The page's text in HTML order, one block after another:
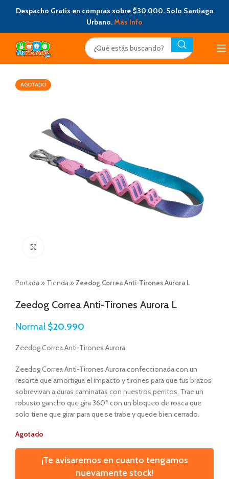
Despacho Gratis en compras sobre $30.000. Solo Santiago
Urbano.Más Info
AGOTADO
Portada » Tienda » Zeedog Correa Anti-Tirones Aurora L
Zeedog Correa Anti-Tirones Aurora L
Normal $20.990
Zeedog Correa Anti-Tirones Aurora
Zeedog Correa Anti-Tirones Aurora confeccionada con un
resorte que amortigua el impacto y tirones para que tus brazos
sobrevivan a duras caminatas con nuestros perritos. Trae un
robusto gancho que gira 360ª con un bloqueo de rosca que
solo tiene que girar para que se trabe y quede bien cerrado.
Agotado
¡Te avisaremos en cuanto tengamos
nuevamente stock!